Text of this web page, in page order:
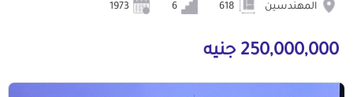
المهندسين 6
250,000,000 جنيه